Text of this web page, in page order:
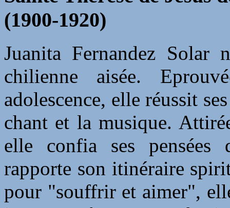
(1900-1920)
Juanita Fernandez Solar
chilienne aisée.
adolescence, elle réussit
chant et la musique.
elle confia ses
rapporte son itinéraire
pour "souffrir et aimer",